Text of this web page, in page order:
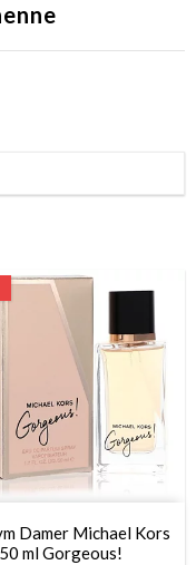
Damer Michael Kors
ml Gorgeous!